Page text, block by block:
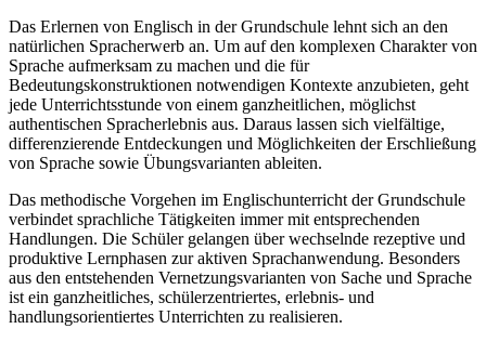
Das Erlernen von Englisch in der Grundschule lehnt sich an den
natürlichen Spracherwerb an. Um auf den komplexen Charakter von
Sprache aufmerksam zu machen und die für
Bedeutungskonstruktionen notwendigen Kontexte anzubieten, geht
jede Unterrichtsstunde von einem ganzheitlichen, möglichst
authentischen Spracherlebnis aus. Daraus lassen sich vielfältige,
differenzierende Entdeckungen und Möglichkeiten der Erschließung
von Sprache sowie Übungsvarianten ableiten.
Das methodische Vorgehen im Englischunterricht der Grundschule
verbindet sprachliche Tätigkeiten immer mit entsprechenden
Handlungen. Die Schüler gelangen über wechselnde rezeptive und
produktive Lernphasen zur aktiven Sprachanwendung. Besonders
aus den entstehenden Vernetzungsvarianten von Sache und Sprache
ist ein ganzheitliches, schülerzentriertes, erlebnis- und
handlungsorientiertes Unterrichten zu realisieren.